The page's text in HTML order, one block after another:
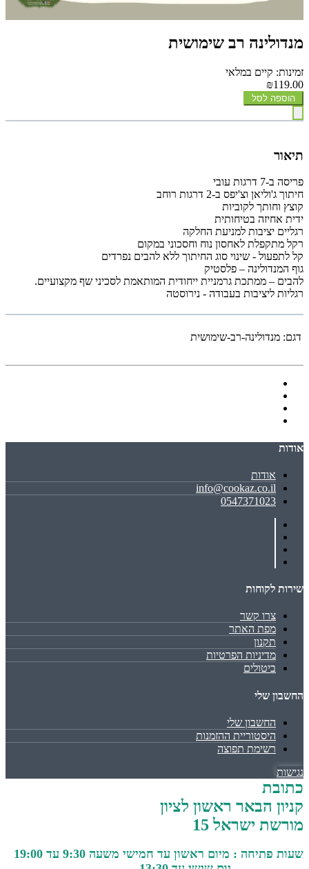
מנדולינה רב שימושית
זמינות: קיים במלאי
₪119.00
הוספה לסל
תיאור
פריסה ב-7 דרגות עובי
חיתוך ג'וליאן וצ'יפס ב-2 דרגות רוחב
קוצץ וחותך לקוביות
ידית אחיזה בטיחותית
רגליים יציבות למניעת החלקה
רקל מתקפלת לאחסון נוח וחסכוני במקום
קל לתפעול - שינוי סוג החיתוך ללא להבים נפרדים
גוף המנדולינה – פלסטיק
להבים – ממתכת גרמניית ייחודית המותאמת לסכיני שף מקצועיים.
רגליות ליציבות בעבודה - נירוסטה
דגם: מנדולינה-רב-שימושית
אודות
אודות
info@cookaz.co.il
0547371023
שירות לקוחות
צרו קשר
מפת האתר
תקנון
מדיניות הפרטיות
ביטולים
החשבון שלי
החשבון שלי
היסטוריית ההזמנות
רשימת תפוצה
נגישות
כתובת
קניון הבאר ראשון לציון
מורשת ישראל 15
שעות פתיחה : מיום ראשון עד חמישי משעה 9:30 עד 19:00